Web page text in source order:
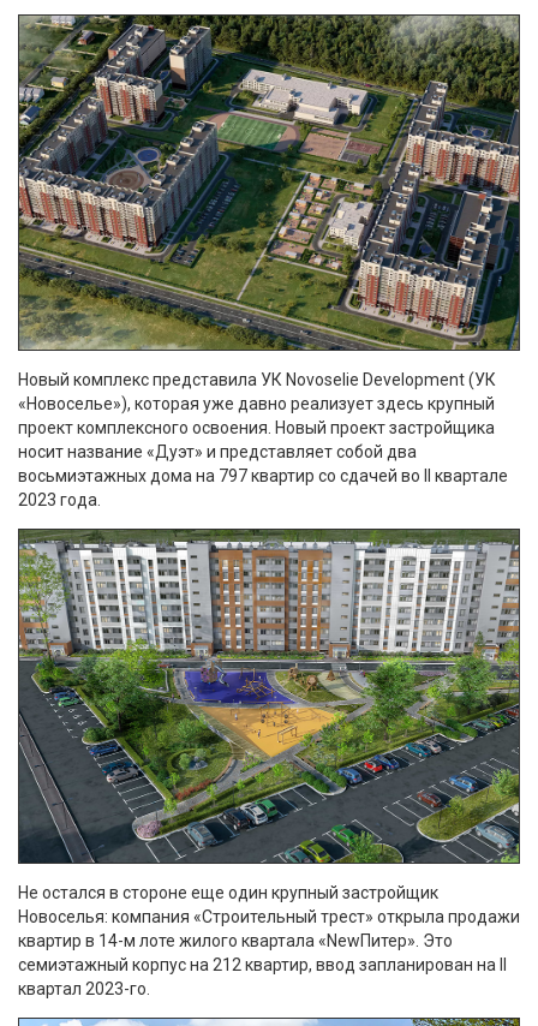
Новый комплекс представила УК Novoselie Development (УК
«Новоселье»), которая уже давно реализует здесь крупный
проект комплексного освоения. Новый проект застройщика
носит название «Дуэт» и представляет собой два
восьмиэтажных дома на 797 квартир со сдачей во II квартале
2023 года.
Не остался в стороне еще один крупный застройщик
Новоселья: компания «Строительный трест» открыла продажи
квартир в 14-м лоте жилого квартала «NewПитер». Это
семиэтажный корпус на 212 квартир, ввод запланирован на II
квартал 2023-го.